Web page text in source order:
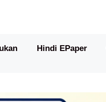
Hindi EPaper